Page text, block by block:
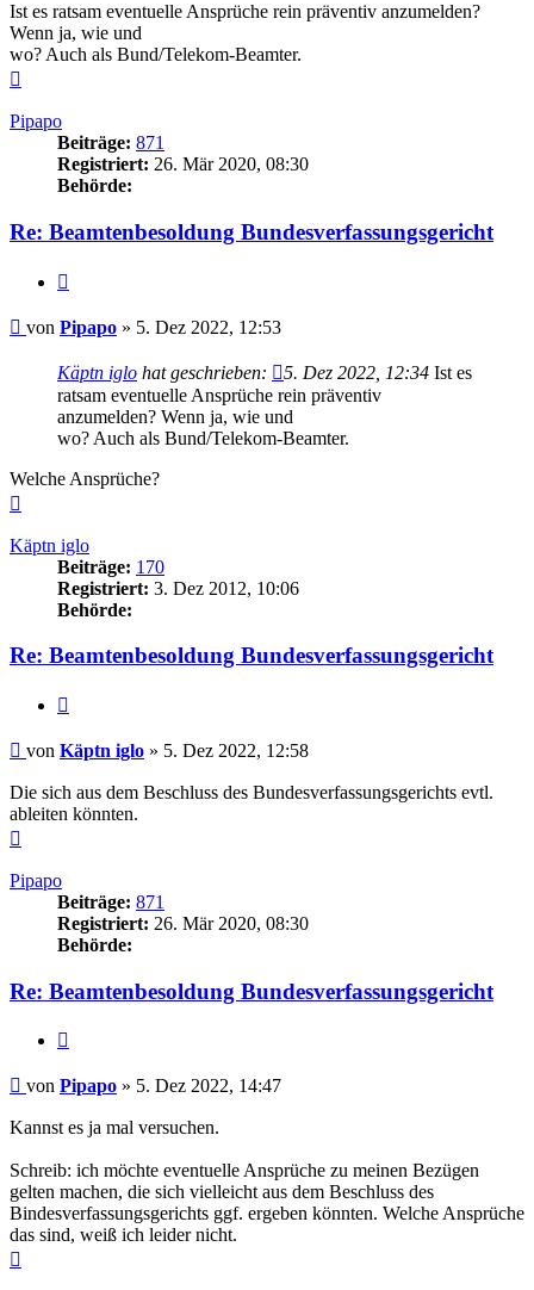
Ist es ratsam eventuelle Ansprüche rein präventiv anzumelden?
Wenn ja, wie und
wo? Auch als Bund/Telekom-Beamter.
Pipapo
Beiträge: 871
Registriert: 26. Mär 2020, 08:30
Behörde:
Re: Beamtenbesoldung Bundesverfassungsgericht
Beitrag
von Pipapo » 5. Dez 2022, 12:53
Käptn iglo hat geschrieben: 5. Dez 2022, 12:34 Ist es
ratsam eventuelle Ansprüche rein präventiv
anzumelden? Wenn ja, wie und
wo? Auch als Bund/Telekom-Beamter.
Welche Ansprüche?
Käptn iglo
Beiträge: 170
Registriert: 3. Dez 2012, 10:06
Behörde:
Re: Beamtenbesoldung Bundesverfassungsgericht
Beitrag
von Käptn iglo » 5. Dez 2022, 12:58
Die sich aus dem Beschluss des Bundesverfassungsgerichts evtl.
ableiten könnten.
Pipapo
Beiträge: 871
Registriert: 26. Mär 2020, 08:30
Behörde:
Re: Beamtenbesoldung Bundesverfassungsgericht
Beitrag
von Pipapo » 5. Dez 2022, 14:47
Kannst es ja mal versuchen.
Schreib: ich möchte eventuelle Ansprüche zu meinen Bezügen
gelten machen, die sich vielleicht aus dem Beschluss des
Bindesverfassungsgerichts ggf. ergeben könnten. Welche Ansprüche
das sind, weiß ich leider nicht.